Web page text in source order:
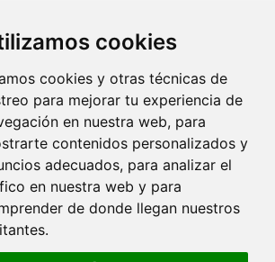
cookies
cookies y otras técnicas de
para mejorar tu experiencia de
en nuestra web, para
contenidos personalizados y
adecuados, para analizar el
en nuestra web y para
de donde llegan nuestros
Pulverización
Biotecnología
Industrial
Antigua, 4
20577 Antzuola (Gipuzkoa)